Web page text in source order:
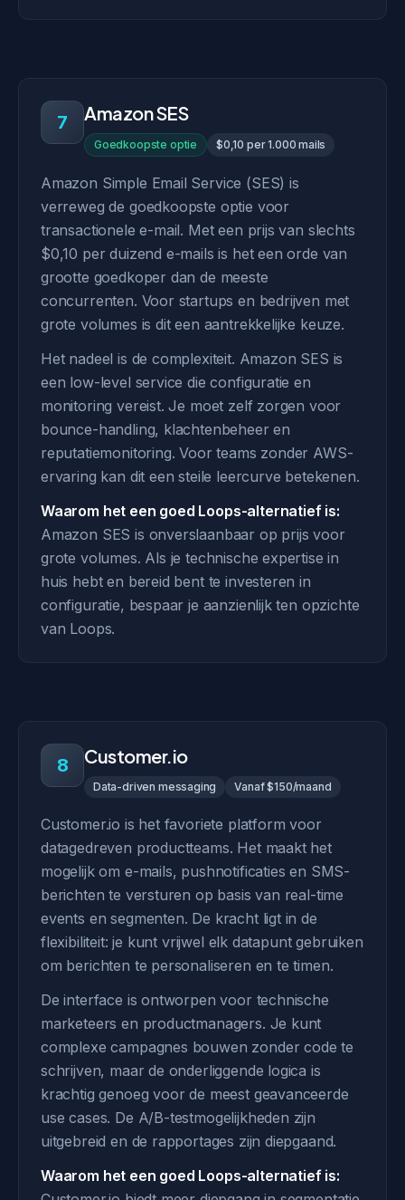
7 Amazon SES
Goedkoopste optie $0,10 per 1.000 mails
Amazon Simple Email Service (SES) is
verreweg de goedkoopste optie voor
transactionele e-mail. Met een prijs van slechts
$0,10 per duizend e-mails is het een orde van
grootte goedkoper dan de meeste
concurrenten. Voor startups en bedrijven met
grote volumes is dit een aantrekkelijke keuze.
Het nadeel is de complexiteit. Amazon SES is
een low-level service die configuratie en
monitoring vereist. Je moet zelf zorgen voor
bounce-handling, klachtenbeheer en
reputatiemonitoring. Voor teams zonder AWS-
ervaring kan dit een steile leercurve betekenen.
Waarom het een goed Loops-alternatief is:
Amazon SES is onverslaanbaar op prijs voor
grote volumes. Als je technische expertise in
huis hebt en bereid bent te investeren in
configuratie, bespaar je aanzienlijk ten opzichte
van Loops.
8 Customer.io
Data-driven messaging Vanaf $150/maand
Customer.io is het favoriete platform voor
datagedreven productteams. Het maakt het
mogelijk om e-mails, pushnotificaties en SMS-
berichten te versturen op basis van real-time
events en segmenten. De kracht ligt in de
flexibiliteit: je kunt vrijwel elk datapunt gebruiken
om berichten te personaliseren en te timen.
De interface is ontworpen voor technische
marketeers en productmanagers. Je kunt
complexe campagnes bouwen zonder code te
schrijven, maar de onderliggende logica is
krachtig genoeg voor de meest geavanceerde
use cases. De A/B-testmogelijkheden zijn
uitgebreid en de rapportages zijn diepgaand.
Waarom het een goed Loops-alternatief is: